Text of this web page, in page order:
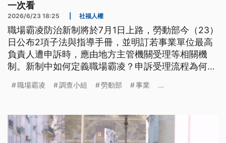
一次看
2026/6/23 18:25 社福人權
職場霸凌防治新制將於7月1日上路，勞動部今（23）
日公布2項子法與指導手冊，並明訂若事業單位最高
負責人遭申訴時，應由地方主管機關受理等相關機
制。新制中如何定義職場霸凌？申訴受理流程為何？
職場霸凌 調查小組 勞動部 事業 ...